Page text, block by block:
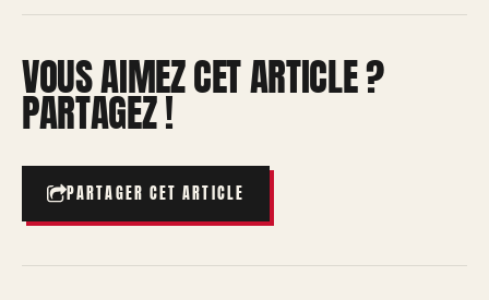
VOUS AIMEZ CET ARTICLE ?
PARTAGEZ !
PARTAGER CET ARTICLE